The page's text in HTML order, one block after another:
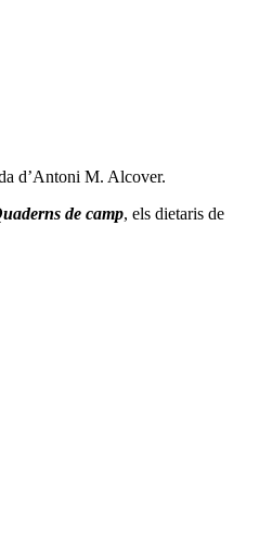
d’Antoni M. Alcover.
de camp, els dietaris de